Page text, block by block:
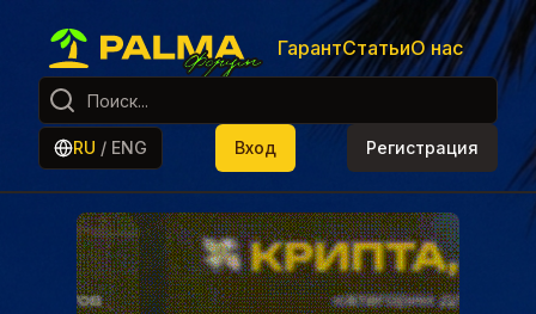
ГарантСтатьиО нас
RU / ENG Вход Регистрация